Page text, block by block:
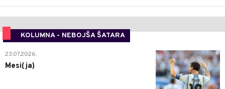
KOLUMNA - NEBOJŠA ŠATARA
0
23.07.2026.
Mesi(ja)